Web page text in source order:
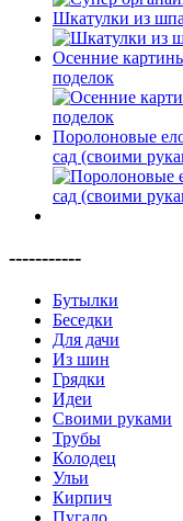
Шкатулки из
Осенние
поделок
Поролоновые
сад (своими
-----------
Бутылки
Беседки
Для дачи
Из шин
Грядки
Идеи
Своими руками
Трубы
Колодец
Ульи
Кирпич